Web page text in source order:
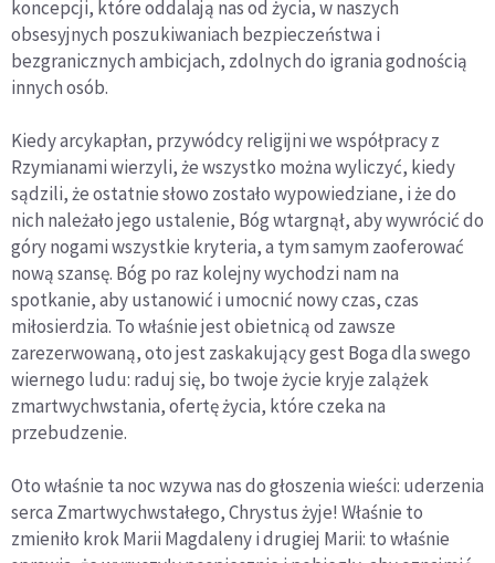
koncepcji, które oddalają nas od życia, w naszych
obsesyjnych poszukiwaniach bezpieczeństwa i
bezgranicznych ambicjach, zdolnych do igrania godnością
innych osób.
Kiedy arcykapłan, przywódcy religijni we współpracy z
Rzymianami wierzyli, że wszystko można wyliczyć, kiedy
sądzili, że ostatnie słowo zostało wypowiedziane, i że do
nich należało jego ustalenie, Bóg wtargnął, aby wywrócić do
góry nogami wszystkie kryteria, a tym samym zaoferować
nową szansę. Bóg po raz kolejny wychodzi nam na
spotkanie, aby ustanowić i umocnić nowy czas, czas
miłosierdzia. To właśnie jest obietnicą od zawsze
zarezerwowaną, oto jest zaskakujący gest Boga dla swego
wiernego ludu: raduj się, bo twoje życie kryje zalążek
zmartwychwstania, ofertę życia, które czeka na
przebudzenie.
Oto właśnie ta noc wzywa nas do głoszenia wieści: uderzenia
serca Zmartwychwstałego, Chrystus żyje! Właśnie to
zmieniło krok Marii Magdaleny i drugiej Marii: to właśnie